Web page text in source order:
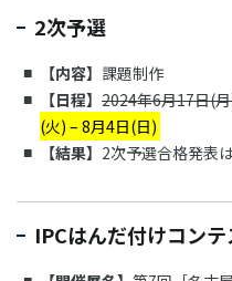
2次予選
【内容】 課題制作
【日程】 2024年6月17日(
(火) – 8月4日(日)
【結果】 2次予選合格発表
IPCはんだ付けコン